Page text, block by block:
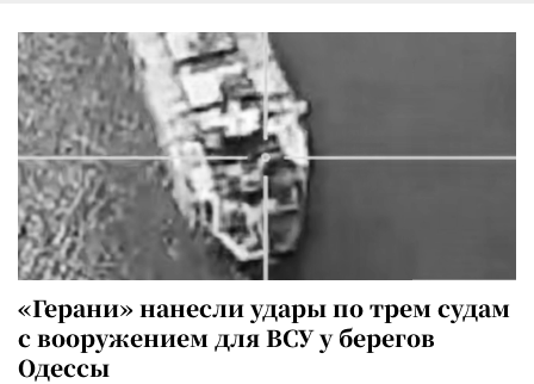
«Герани» нанесли удары по трем судам
с вооружением для ВСУ у берегов
Одессы